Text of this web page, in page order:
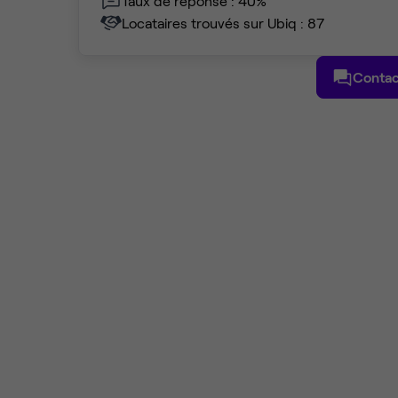
Locataires trouvés sur Ubiq : 87